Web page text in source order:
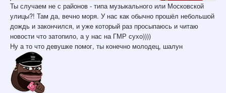
Ты случаем не с районов - типа музыкального или Московской
улицы?! Там да, вечно моря. У нас как обычно прошёл небольшой
дождь и закончился, и уже который раз просыпаюсь и читаю
новости что затопило, а у нас на ГМР сухо))))
Ну а то что девушке помог, ты конечно молодец, шалун